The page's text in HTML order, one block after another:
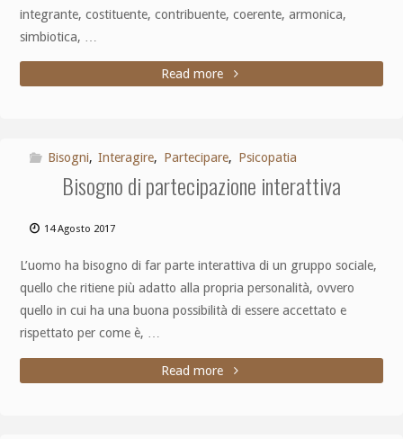
integrante, costituente, contribuente, coerente, armonica,
simbiotica, …
Read more
Bisogni, Interagire, Partecipare, Psicopatia
Bisogno di partecipazione interattiva
14 Agosto 2017
L’uomo ha bisogno di far parte interattiva di un gruppo sociale,
quello che ritiene più adatto alla propria personalità, ovvero
quello in cui ha una buona possibilità di essere accettato e
rispettato per come è, …
Read more